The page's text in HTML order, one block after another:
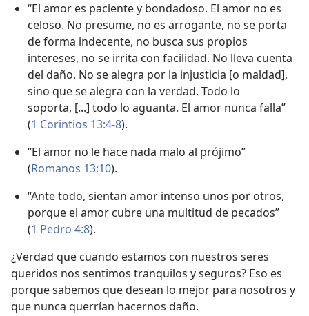
“El amor es paciente y bondadoso. El amor no es
celoso. No presume, no es arrogante, no se porta
de forma indecente, no busca sus propios
intereses, no se irrita con facilidad. No lleva cuenta
del daño. No se alegra por la injusticia [o maldad],
sino que se alegra con la verdad. Todo lo
soporta, [...] todo lo aguanta. El amor nunca falla”
(1 Corintios 13:4-8).
“El amor no le hace nada malo al prójimo”
(Romanos 13:10).
“Ante todo, sientan amor intenso unos por otros,
porque el amor cubre una multitud de pecados”
(1 Pedro 4:8).
¿Verdad que cuando estamos con nuestros seres
queridos nos sentimos tranquilos y seguros? Eso es
porque sabemos que desean lo mejor para nosotros y
que nunca querrían hacernos daño.